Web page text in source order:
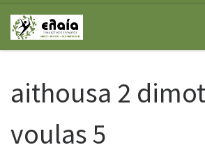
Skip to content
aithousa 2
voulas 5